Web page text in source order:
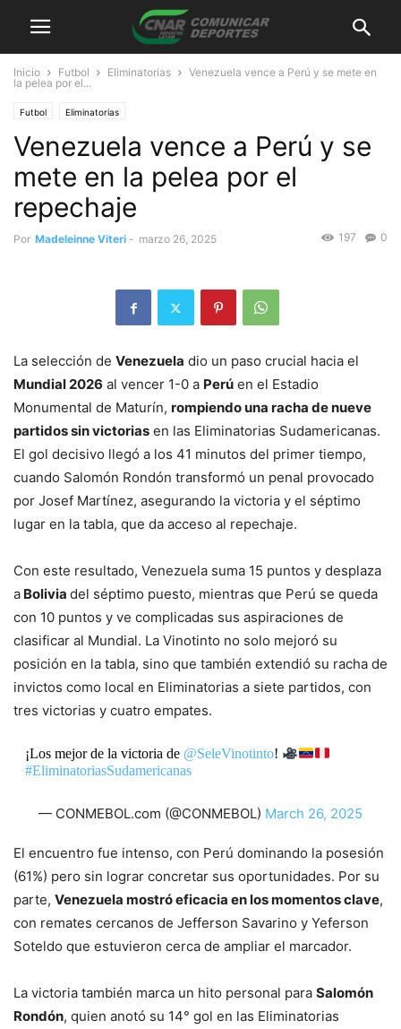
Inicio Futbol Eliminatorias
Venezuela vence a Perú y se mete en
la pelea por el...
Futbol Eliminatorias
Venezuela vence a Perú y se
mete en la pelea por el
repechaje
Por Madeleinne Viteri - marzo 26, 2025 0
197
La selección de Venezuela dio un paso crucial hacia el
Mundial 2026 al vencer 1-0 a Perú en el Estadio
Monumental de Maturín, rompiendo una racha de nueve
partidos sin victorias en las Eliminatorias Sudamericanas.
El gol decisivo llegó a los 41 minutos del primer tiempo,
cuando Salomón Rondón transformó un penal provocado
por Josef Martínez, asegurando la victoria y el séptimo
lugar en la tabla, que da acceso al repechaje.
Con este resultado, Venezuela suma 15 puntos y desplaza
a Bolivia del séptimo puesto, mientras que Perú se queda
con 10 puntos y ve complicadas sus aspiraciones de
clasificar al Mundial. La Vinotinto no solo mejoró su
posición en la tabla, sino que también extendió su racha de
invictos como local en Eliminatorias a siete partidos, con
tres victorias y cuatro empates.
¡Los mejor de la victoria de @SeleVinotinto!
#EliminatoriasSudamericanas
— CONMEBOL.com (@CONMEBOL) March 26, 2025
El encuentro fue intenso, con Perú dominando la posesión
(61%) pero sin lograr concretar sus oportunidades. Por su
parte, Venezuela mostró eficacia en los momentos clave,
con remates cercanos de Jefferson Savarino y Yeferson
Soteldo que estuvieron cerca de ampliar el marcador.
La victoria también marca un hito personal para Salomón
Rondón, quien anotó su 14° gol en las Eliminatorias